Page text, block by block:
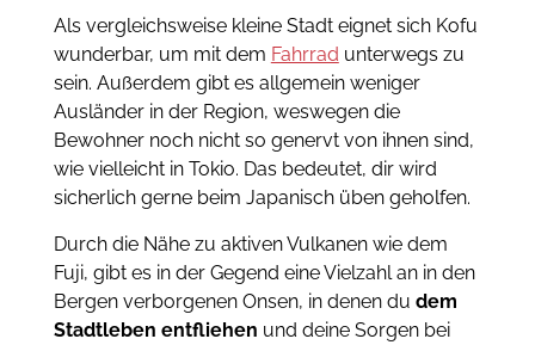
Als vergleichsweise kleine Stadt eignet sich Kofu
wunderbar, um mit dem Fahrrad unterwegs zu
sein. Außerdem gibt es allgemein weniger
Ausländer in der Region, weswegen die
Bewohner noch nicht so genervt von ihnen sind,
wie vielleicht in Tokio. Das bedeutet, dir wird
sicherlich gerne beim Japanisch üben geholfen.
Durch die Nähe zu aktiven Vulkanen wie dem
Fuji, gibt es in der Gegend eine Vielzahl an in den
Bergen verborgenen Onsen, in denen du dem
Stadtleben entfliehen und deine Sorgen bei